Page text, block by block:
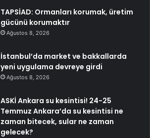
TAPSİAD: Ormanları korumak, üretim
gücünü korumaktır
Ağustos 8, 2026
İstanbul’da market ve bakkallarda
yeni uygulama devreye girdi
Ağustos 8, 2026
ASKİ Ankara su kesintisi! 24-25
Temmuz Ankara’da su kesintisi ne
zaman bitecek, sular ne zaman
gelecek?